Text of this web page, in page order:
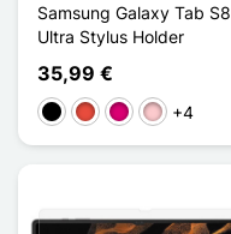
Samsung Galaxy Tab S8
Ultra Stylus Holder
35,99 €
NegroRojoMagenta
Rosa+4